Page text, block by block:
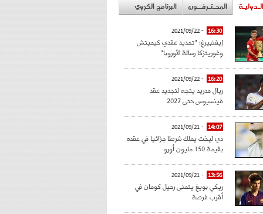
المحـتـرفــون البرنامج الكروي
16:30
- 2021/09/22
إيفنبيرغ: "تمديد عقدي كيميتش
وغوريتزكا رسالة لأوروبا"
16:20
- 2021/09/22
ريال مدريد يتجه لتجديد عقد
فينسيوس حتى 2027
14:07
- 2021/09/21
دي ليخت يملك شرطا جزائيا في عقده
بقيمة 150 مليون أورو
13:56
- 2021/09/21
ريكي بويغ يتمنى رحيل كومان في
أقرب فرصة